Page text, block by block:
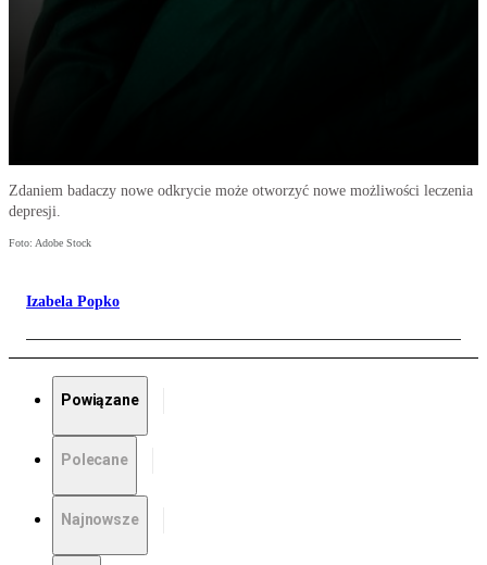
Zdaniem badaczy nowe odkrycie może otworzyć nowe możliwości leczenia
depresji.
Foto: Adobe Stock
Izabela Popko
Powiązane
Polecane
Najnowsze